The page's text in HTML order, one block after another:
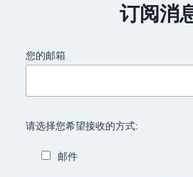
订阅消
您的邮箱
请选择您希望接收的方式:
邮件